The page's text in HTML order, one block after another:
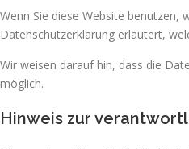
Wenn Sie diese Website benutzen,
Datenschutzerklärung erläutert,
Wir weisen darauf hin, dass die
möglich.
Hinweis zur